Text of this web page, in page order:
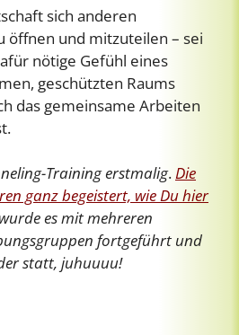
sich anderen
öffnen und mitzuteilen – sei
nötige Gefühl eines
geschützten Raums
das gemeinsame Arbeiten
Training erstmalig.Die
ganz begeistert, wie Du hier
es mit mehreren
fortgeführt und
statt, juhuuuu!